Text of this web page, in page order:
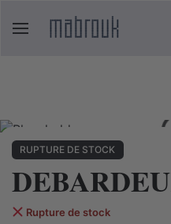
RUPTURE DE STOCK
Rupture de stock